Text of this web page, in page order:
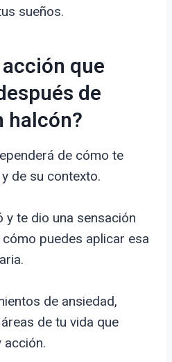
sueños.
que
de
halcón?
de cómo te
de su contexto.
y te dio una sensación
puedes aplicar esa
de ansiedad,
de tu vida que
acción.